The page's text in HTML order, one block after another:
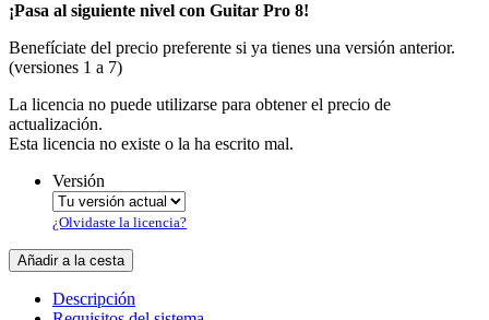
¡Pasa al siguiente nivel con Guitar Pro 8!
Benefíciate del precio preferente si ya tienes una versión anterior.
(versiones 1 a 7)
La licencia no puede utilizarse para obtener el precio de
actualización.
Esta licencia no existe o la ha escrito mal.
Versión
¿Olvidaste la licencia?
Añadir a la cesta
Descripción